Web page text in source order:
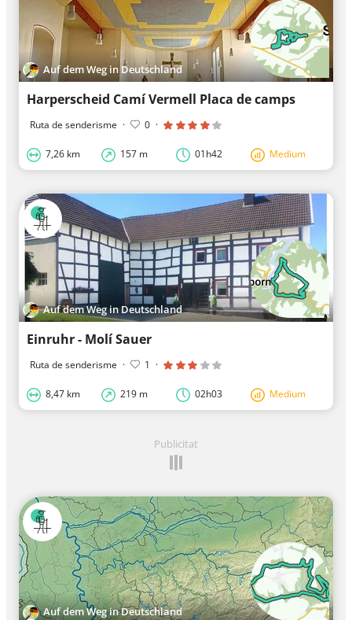
Auf dem Weg in Deutschland
Harperscheid Camí Vermell Placa de camps
Ruta de senderisme · 0 ·
7,26 km 157 m 01h42 Medium
Auf dem Weg in Deutschland
Einruhr - Molí Sauer
Ruta de senderisme · 1 ·
8,47 km 219 m 02h03 Medium
Publicitat
Auf dem Weg in Deutschland